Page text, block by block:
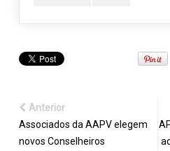
Anterior
Associados da AAPV elegem
novos Conselheiros